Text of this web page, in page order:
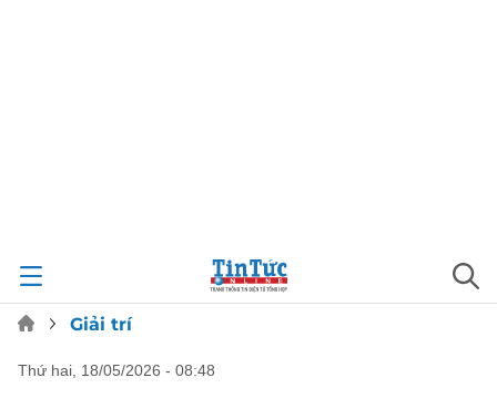
Giải trí
thứ hai, 18/05/2026 - 08:48